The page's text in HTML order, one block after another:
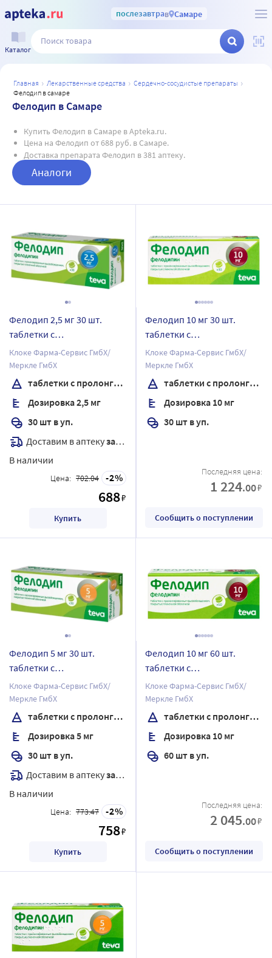
послезавтрав Самаре
Каталог
главная лекарственные средства
сердечно-сосудистые препараты
фелодип в самаре
Фелодип в Самаре
Купить Фелодип в Самаре в Apteka.ru.
Цена на Фелодип от 688 руб. в Самаре.
Доставка препарата Фелодип в 381 аптеку.
Аналоги
Фелодип 2,5 мг 30 шт.
таблетки с
пролонгированным
высвобождением,
покрытые пленочной
оболочкой
Клоке Фарма-Сервис ГмбХ/
Меркле ГмбХ
таблетки с пролонгированным высвобождением, покрытые пленочной оболочкой
Дозировка 2,5 мг
30 шт в уп.
Доставим в аптекузавтра
В наличии
Цена: 702.04 2
688₽
Купить
Фелодип 10 мг 30 шт.
таблетки с
пролонгированным
высвобождением,
покрытые пленочной
оболочкой
Клоке Фарма-Сервис ГмбХ/
Меркле ГмбХ
таблетки с пролонгированным высвобождением, покрытые пленочной оболочкой
Дозировка 10 мг
30 шт в уп.
Последняя цена:
1 224.00₽
Сообщить о поступлении
Фелодип 5 мг 30 шт.
таблетки с
пролонгированным
высвобождением,
покрытые пленочной
оболочкой
Клоке Фарма-Сервис ГмбХ/
Меркле ГмбХ
таблетки с пролонгированным высвобождением, покрытые пленочной оболочкой
Дозировка 5 мг
30 шт в уп.
Доставим в аптекузавтра
В наличии
Цена: 773.47 2
758₽
Купить
Фелодип 10 мг 60 шт.
таблетки с
пролонгированным
высвобождением,
покрытые пленочной
оболочкой
Клоке Фарма-Сервис ГмбХ/
Меркле ГмбХ
таблетки с пролонгированным высвобождением, покрытые пленочной оболочкой
Дозировка 10 мг
60 шт в уп.
Последняя цена:
2 045.00₽
Сообщить о поступлении